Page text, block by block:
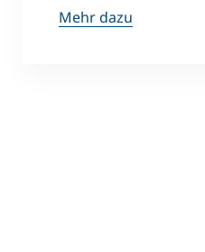
Mehr dazu